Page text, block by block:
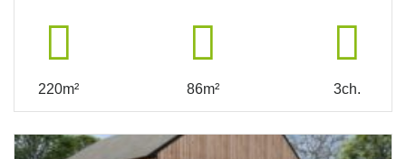
220m² 86m² 3ch.